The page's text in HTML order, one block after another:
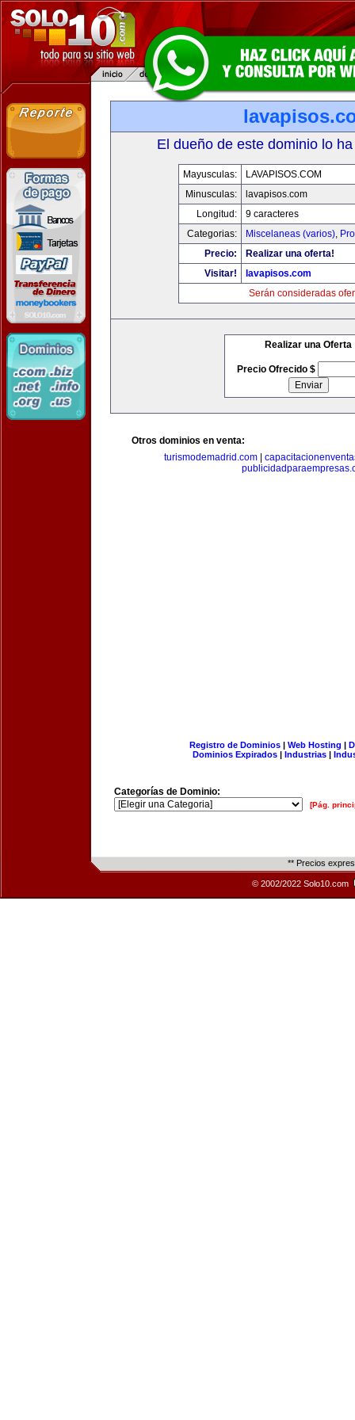
El dueño de este dominio lo
Mayusculas:
LAVAPISOS.COM
Minusculas:
lavapisos.com
Longitud:
9 caracteres
Categorias:
Miscelaneas (varios),
Precio:
Realizar una oferta!
Visitar!
lavapisos.com
Serán consideradas
Realizar una Oferta
Precio Ofrecido $
Otros dominios en venta:
turismodemadrid.com|
Registro de Dominios| Web Hosting |
Dominios Expirados | Industrias |
Categorías de Dominio:
[Pág.
** Precios
© 2002/2022 Solo10.com